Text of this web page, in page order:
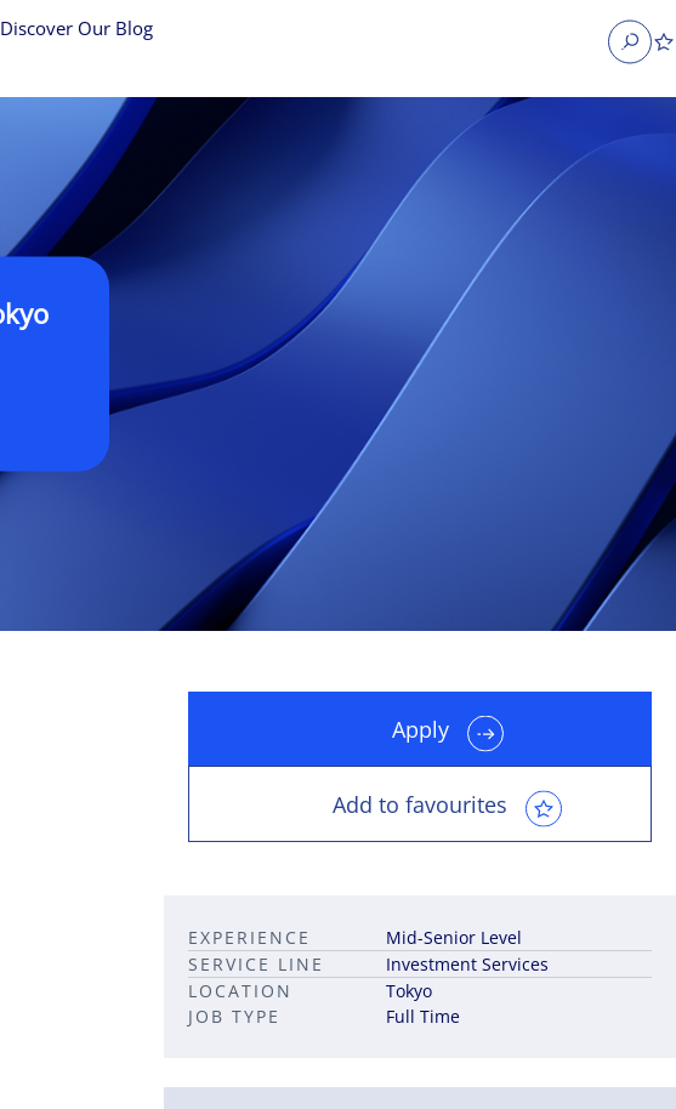
Republic
Career pathways in property
Leadership career pathways
Capital Markets roles
Discover Our Blog
Apply
Add to favourites
JOB TYPE Full Time
LOCATION Tokyo
EXPERIENCE
Mid-Senior Level
SERVICE LINE
Investment Services
Search
Links
Markets jobsOccupier Services jobs
Property Management jobs
Administrative jobs
& communications jobs